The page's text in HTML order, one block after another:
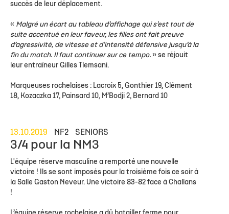
succès de leur déplacement.
« Malgré un écart au tableau d’affichage qui s’est tout de
suite accentué en leur faveur, les filles ont fait preuve
d’agressivité, de vitesse et d’intensité défensive jusqu’à la
fin du match. Il faut continuer sur ce tempo. » se réjouit
leur entraîneur Gilles Tlemsani.
Marqueuses rochelaises : Lacroix 5, Gonthier 19, Clément
18, Kozaczka 17, Painsard 10, M’Bodji 2, Bernard 10
13.10.2019 NF2 SENIORS
3/4 pour la NM3
L'équipe réserve masculine a remporté une nouvelle
victoire ! Ils se sont imposés pour la troisième fois ce soir à
la Salle Gaston Neveur. Une victoire 83-82 face à Challans
!